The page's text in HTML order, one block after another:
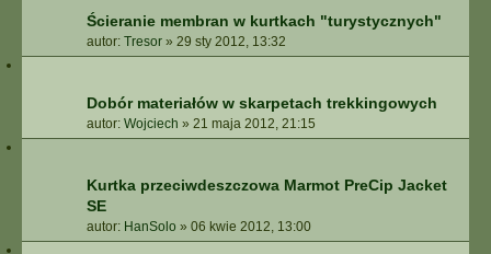
Ścieranie membran w kurtkach "turystycznych"
autor: Tresor » 29 sty 2012, 13:32
Dobór materiałów w skarpetach trekkingowych
autor: Wojciech » 21 maja 2012, 21:15
Kurtka przeciwdeszczowa Marmot PreCip Jacket
SE
autor: HanSolo » 06 kwie 2012, 13:00